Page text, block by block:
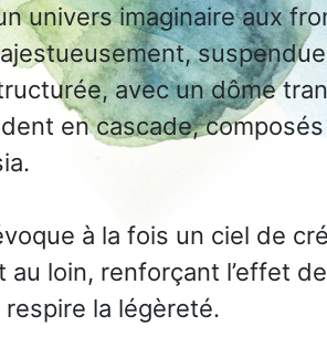
univers imaginaire aux
avec un dôme
en cascade,
à la fois un ciel de
loin, renforçant l’effet
la légèreté.